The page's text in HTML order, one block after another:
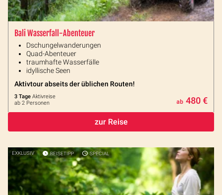
Bali Wasserfall-Abenteuer
Dschungelwanderungen
Quad-Abenteuer
traumhafte Wasserfälle
idyllische Seen
Aktivtour abseits der üblichen Routen!
3 Tage Aktivreise
ab 2 Personen
ab 480 €
zur Reise
EXKLUSIV REISETIPP SPECIAL